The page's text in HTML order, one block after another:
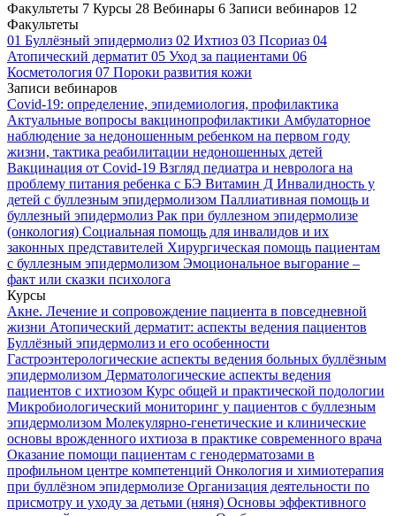
Факультеты 7 Курсы 28 Вебинары 6 Записи вебинаров 12
Факультеты
01 Буллёзный эпидермолиз 02 Ихтиоз 03 Псориаз 04
Атопический дерматит 05 Уход за пациентами 06
Косметология 07 Пороки развития кожи
Записи вебинаров
Covid-19: определение, эпидемиология, профилактика
Актуальные вопросы вакцинопрофилактики Амбулаторное
наблюдение за недоношенным ребенком на первом году
жизни, тактика реабилитации недоношенных детей
Вакцинация от Covid-19 Взгляд педиатра и невролога на
проблему питания ребенка с БЭ Витамин Д Инвалидность у
детей с буллезным эпидермолизом Паллиативная помощь и
буллезный эпидермолиз Рак при буллезном эпидермолизе
(онкология) Социальная помощь для инвалидов и их
законных представителей Хирургическая помощь пациентам
с буллезным эпидермолизом Эмоциональное выгорание –
факт или сказки психолога
Курсы
Акне. Лечение и сопровождение пациента в повседневной
жизни Атопический дерматит: аспекты ведения пациентов
Буллёзный эпидермолиз и его особенности
Гастроэнтерологические аспекты ведения больных буллёзным
эпидермолизом Дерматологические аспекты ведения
пациентов с ихтиозом Курс общей и практической подологии
Микробиологический мониторинг у пациентов с буллезным
эпидермолизом Молекулярно-генетические и клинические
основы врожденного ихтиоза в практике современного врача
Оказание помощи пациентам с генодерматозами в
профильном центре компетенций Онкология и химиотерапия
при буллёзном эпидермолизе Организация деятельности по
присмотру и уходу за детьми (няня) Основы эффективного